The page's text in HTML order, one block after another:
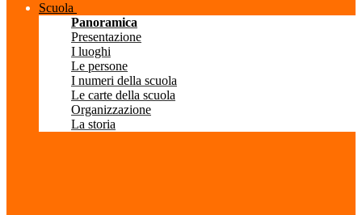
Scuola
Panoramica
Presentazione
I luoghi
Le persone
I numeri della scuola
Le carte della scuola
Organizzazione
La storia